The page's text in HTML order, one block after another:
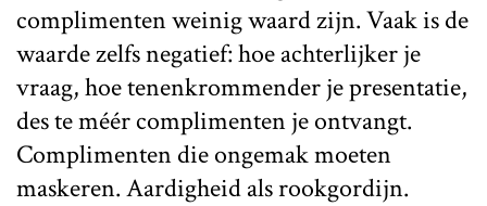
complimenten weinig waard zijn. Vaak is de
waarde zelfs negatief: hoe achterlijker je
vraag, hoe tenenkrommender je presentatie,
des te méér complimenten je ontvangt.
Complimenten die ongemak moeten
maskeren. Aardigheid als rookgordijn.